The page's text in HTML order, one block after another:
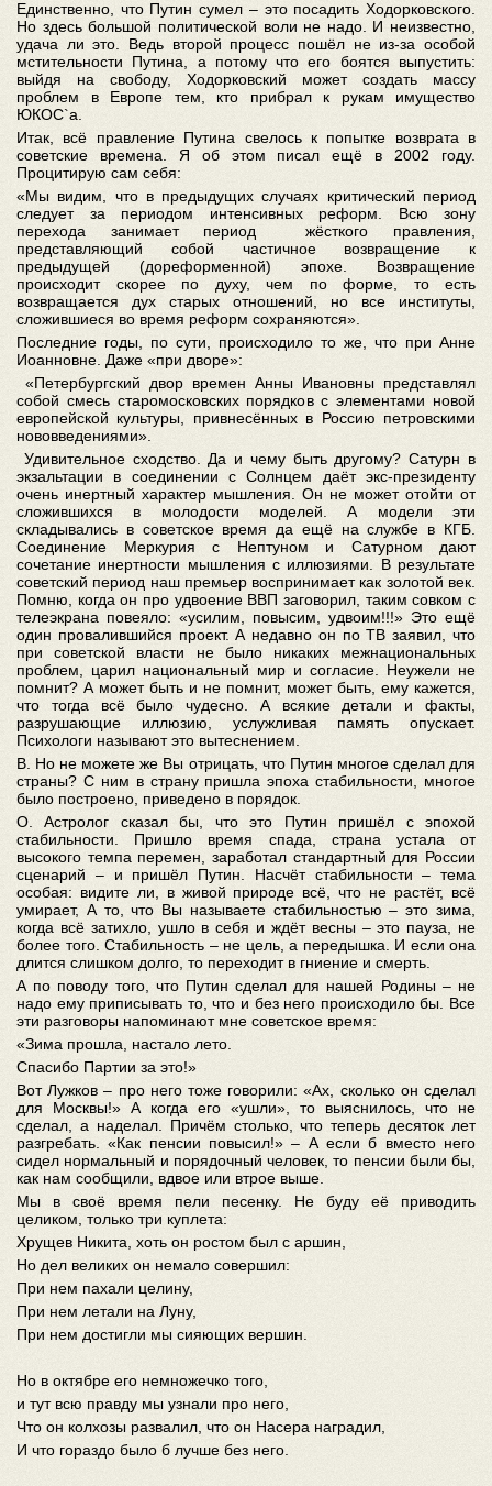
Единственно, что Путин сумел – это посадить Ходорковского.
Но здесь большой политической воли не надо. И неизвестно,
удача ли это. Ведь второй процесс пошёл не из-за особой
мстительности Путина, а потому что его боятся выпустить:
выйдя на свободу, Ходорковский может создать массу
проблем в Европе тем, кто прибрал к рукам имущество
ЮКОС`а.
Итак, всё правление Путина свелось к попытке возврата в
советские времена. Я об этом писал ещё в 2002 году.
Процитирую сам себя:
«Мы видим, что в предыдущих случаях критический период
следует за периодом интенсивных реформ. Всю зону
перехода занимает период жёсткого правления,
представляющий собой частичное возвращение к
предыдущей (дореформенной) эпохе. Возвращение
происходит скорее по духу, чем по форме, то есть
возвращается дух старых отношений, но все институты,
сложившиеся во время реформ сохраняются».
Последние годы, по сути, происходило то же, что при Анне
Иоанновне. Даже «при дворе»:
«Петербургский двор времен Анны Ивановны представлял
собой смесь старомосковских порядков с элементами новой
европейской культуры, привнесённых в Россию петровскими
нововведениями».
Удивительное сходство. Да и чему быть другому? Сатурн в
экзальтации в соединении с Солнцем даёт экс-президенту
очень инертный характер мышления. Он не может отойти от
сложившихся в молодости моделей. А модели эти
складывались в советское время да ещё на службе в КГБ.
Соединение Меркурия с Нептуном и Сатурном дают
сочетание инертности мышления с иллюзиями. В результате
советский период наш премьер воспринимает как золотой век.
Помню, когда он про удвоение ВВП заговорил, таким совком с
телеэкрана повеяло: «усилим, повысим, удвоим!!!» Это ещё
один провалившийся проект. А недавно он по ТВ заявил, что
при советской власти не было никаких межнациональных
проблем, царил национальный мир и согласие. Неужели не
помнит? А может быть и не помнит, может быть, ему кажется,
что тогда всё было чудесно. А всякие детали и факты,
разрушающие иллюзию, услужливая память опускает.
Психологи называют это вытеснением.
В. Но не можете же Вы отрицать, что Путин многое сделал для
страны? С ним в страну пришла эпоха стабильности, многое
было построено, приведено в порядок.
О. Астролог сказал бы, что это Путин пришёл с эпохой
стабильности. Пришло время спада, страна устала от
высокого темпа перемен, заработал стандартный для России
сценарий – и пришёл Путин. Насчёт стабильности – тема
особая: видите ли, в живой природе всё, что не растёт, всё
умирает, А то, что Вы называете стабильностью – это зима,
когда всё затихло, ушло в себя и ждёт весны – это пауза, не
более того. Стабильность – не цель, а передышка. И если она
длится слишком долго, то переходит в гниение и смерть.
А по поводу того, что Путин сделал для нашей Родины – не
надо ему приписывать то, что и без него происходило бы. Все
эти разговоры напоминают мне советское время:
«Зима прошла, настало лето.
Спасибо Партии за это!»
Вот Лужков – про него тоже говорили: «Ах, сколько он сделал
для Москвы!» А когда его «ушли», то выяснилось, что не
сделал, а наделал. Причём столько, что теперь десяток лет
разгребать. «Как пенсии повысил!» – А если б вместо него
сидел нормальный и порядочный человек, то пенсии были бы,
как нам сообщили, вдвое или втрое выше.
Мы в своё время пели песенку. Не буду её приводить
целиком, только три куплета:
Хрущев Никита, хоть он ростом был с аршин,
Но дел великих он немало совершил:
При нем пахали целину,
При нем летали на Луну,
При нем достигли мы сияющих вершин.
Но в октябре его немножечко того,
и тут всю правду мы узнали про него,
Что он колхозы развалил, что он Насера наградил,
И что гораздо было б лучше без него.